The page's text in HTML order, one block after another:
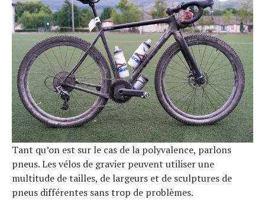
Tant qu’on est sur le cas de la polyvalence, parlons
pneus. Les vélos de gravier peuvent utiliser une
multitude de tailles, de largeurs et de sculptures de
pneus différentes sans trop de problèmes.